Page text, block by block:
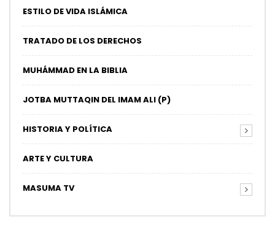
ESTILO DE VIDA ISLÁMICA
TRATADO DE LOS DERECHOS
MUHÁMMAD EN LA BIBLIA
JOTBA MUTTAQIN DEL IMAM ALI (P)
HISTORIA Y POLÍTICA
ARTE Y CULTURA
MASUMA TV